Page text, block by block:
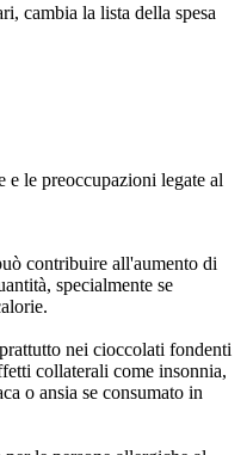
cambia la lista della spesa
e le preoccupazioni legate al
contribuire all'aumento di
specialmente se
nei cioccolati fondenti
collaterali come insonnia,
o ansia se consumato in